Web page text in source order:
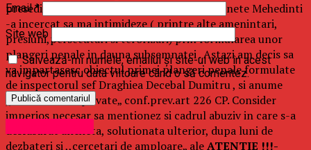
presedinta a Autoritatii Electorale Permanenete Mehedinti
-a incercat sa ma intimideze ( printre alte amenintari,
presiuni,persecutari si terorizari) prin formularea unor
plangeri penale in dauna subsemnatei . Astazi am decis sa
va impartasesc obiectul primei plangeri penale formulate
de inspectorul sef Draghiea Decebal Dumitru , si anume
,,violarea vietii private„ conf.prev.art 226 CP. Consider
imperios necesar sa mentionez si cadrul abuziv in care s-a
desfasurat ancheta, solutionata ulterior, dupa luni de
dezbateri si ,,cercetari de amploare„ aleATENTIE !!!-
Email*
Site web
Salvează-mi numele, emailul și site-ul web în acest
navigator pentru data viitoare când o să comentez.